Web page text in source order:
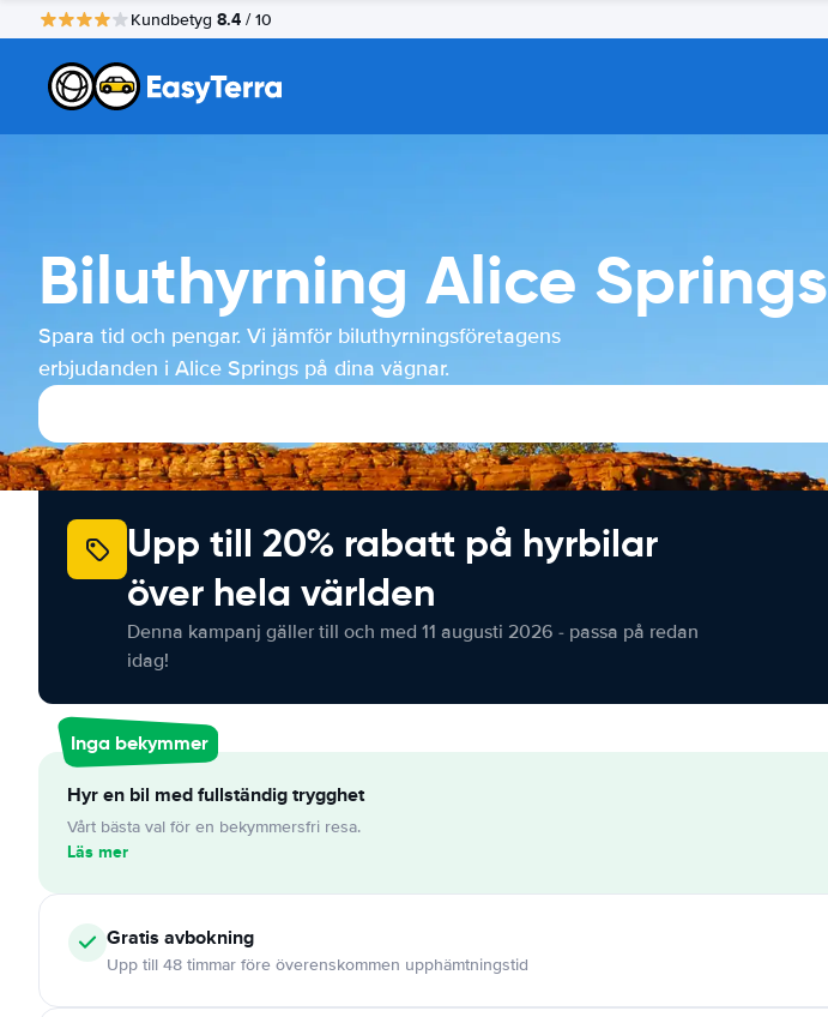
Kundbetyg 8.4 / 10
Biluthyrning Alice Springs
Spara tid och pengar. Vi jämför biluthyrningsföretagens
erbjudanden i Alice Springs på dina vägnar.
Upp till 20% rabatt på hyrbilar
över hela världen
Denna kampanj gäller till och med 11 augusti 2026 - passa på redan
idag!
Inga bekymmer
Hyr en bil med fullständig trygghet
Vårt bästa val för en bekymmersfri resa.
Läs mer
Gratis avbokning
Upp till 48 timmar före överenskommen upphämtningstid